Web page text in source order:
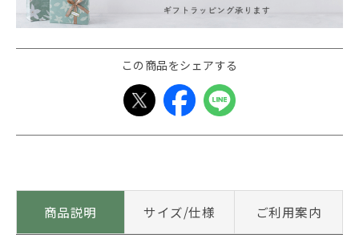
この商品をシェアする
商品説明 サイズ/仕様 ご利用案内